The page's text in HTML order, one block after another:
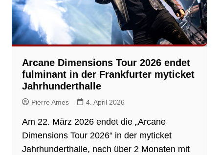
Arcane Dimensions Tour 2026 endet
fulminant in der Frankfurter myticket
Jahrhunderthalle
Pierre Ames 4. April 2026
Am 22. März 2026 endet die „Arcane
Dimensions Tour 2026“ in der myticket
Jahrhunderthalle, nach über 2 Monaten mit